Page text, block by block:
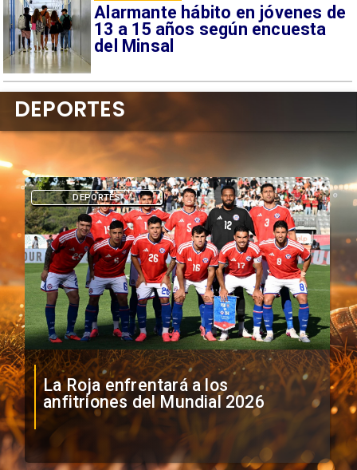
Alarmante hábito en jóvenes de
13 a 15 años según encuesta
del Minsal
La Roja enfrentará a los
anfitriones del Mundial 2026
DEPORTES
DEPORTES